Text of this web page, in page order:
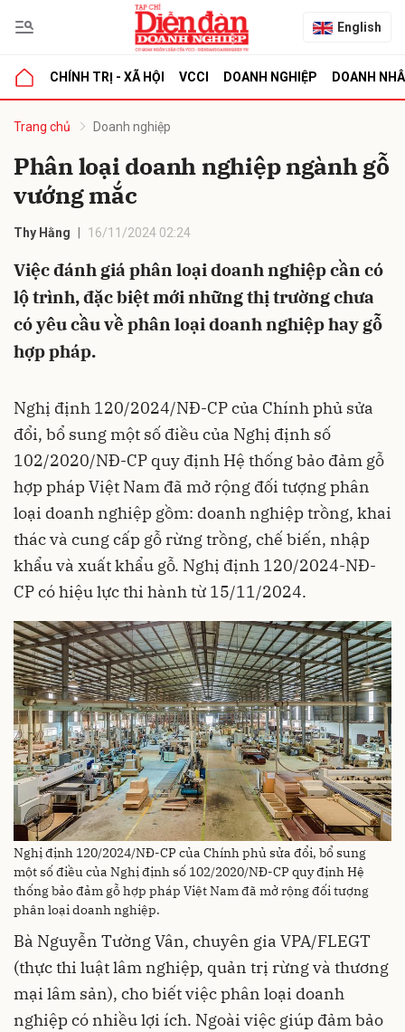
English
CHÍNH TRỊ - XÃ HỘI VCCI DOANH NGHIỆP DOANH
Trang chủ Doanh nghiệp
Phân loại doanh nghiệp ngành gỗ
vướng mắc
Thy Hằng 16/11/2024 02:24
Việc đánh giá phân loại doanh nghiệp cần có
lộ trình, đặc biệt mới những thị trường chưa
có yêu cầu về phân loại doanh nghiệp hay gỗ
hợp pháp.
Nghị định 120/2024/NĐ-CP của Chính phủ sửa
đổi, bổ sung một số điều của Nghị định số
102/2020/NĐ-CP quy định Hệ thống bảo đảm gỗ
hợp pháp Việt Nam đã mở rộng đối tượng phân
loại doanh nghiệp gồm: doanh nghiệp trồng, khai
thác và cung cấp gỗ rừng trồng, chế biến, nhập
khẩu và xuất khẩu gỗ. Nghị định 120/2024-NĐ-
CP có hiệu lực thi hành từ 15/11/2024.
Nghị định 120/2024/NĐ-CP của Chính phủ sửa đổi, bổ sung
một số điều của Nghị định số 102/2020/NĐ-CP quy định Hệ
thống bảo đảm gỗ hợp pháp Việt Nam đã mở rộng đối tượng
phân loại doanh nghiệp.
Bà Nguyễn Tường Vân, chuyên gia VPA/FLEGT
(thực thi luật lâm nghiệp, quản trị rừng và thương
mại lâm sản), cho biết việc phân loại doanh
nghiệp có nhiều lợi ích. Ngoài việc giúp đảm bảo
luận
Hủy